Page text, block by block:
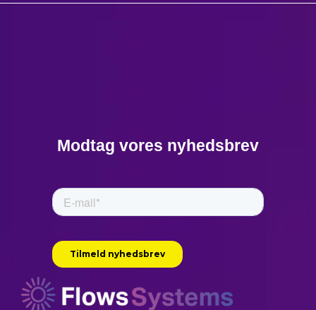
Modtag vores nyhedsbrev